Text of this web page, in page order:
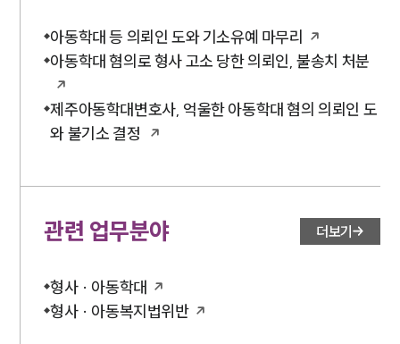
아동학대 등 의뢰인 도와 기소유예 마무리
아동학대 혐의로 형사 고소 당한 의뢰인, 불송치 처분
제주아동학대변호사, 억울한 아동학대 혐의 의뢰인 도
와 불기소 결정
관련 업무분야 더보기
형사 · 아동학대
형사 · 아동복지법위반